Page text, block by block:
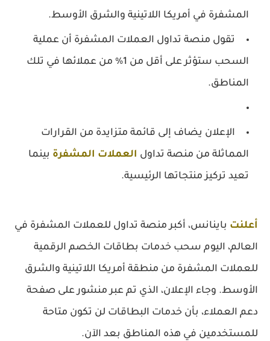
المشفرة في أمريكا اللاتينية والشرق الأوسط.
تقول منصة تداول العملات المشفرة أن عملية
السحب ستؤثر على أقل من 1% من عملائها في تلك
المناطق.
الإعلان يضاف إلى قائمة متزايدة من القرارات
المماثلة من منصة تداول العملات المشفرة بينما
تعيد تركيز منتجاتها الرئيسية.
أعلنت باينانس، أكبر منصة تداول للعملات المشفرة في
العالم، اليوم سحب خدمات بطاقات الخصم الرقمية
للعملات المشفرة من منطقة أمريكا اللاتينية والشرق
الأوسط. وجاء الإعلان، الذي تم عبر منشور على صفحة
دعم العملاء، بأن خدمات البطاقات لن تكون متاحة
للمستخدمين في هذه المناطق بعد الآن.